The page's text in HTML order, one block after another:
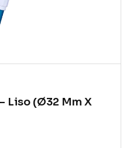
Liso (ø32 Mm X